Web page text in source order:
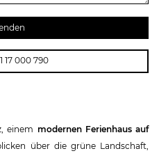
17 000 790
einem modernen Ferienhaus auf
über die grüne Landschaft,